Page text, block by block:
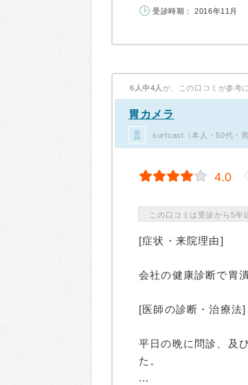
受診時期： 2016年11月
6人中4人 が、この口コミが参考
胃カメラ
surfcast（本人・50代・
4.0
この口コミは受診から5年
[症状・来院理由]
会社の健康診断で胃
[医師の診断・治療法]
平日の晩に問診、及
た。
...